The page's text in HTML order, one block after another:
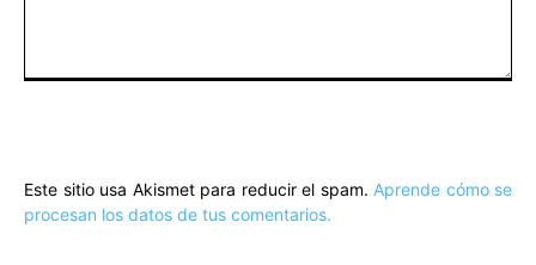
Este sitio usa Akismet para reducir el spam. Aprende cómo se
procesan los datos de tus comentarios.